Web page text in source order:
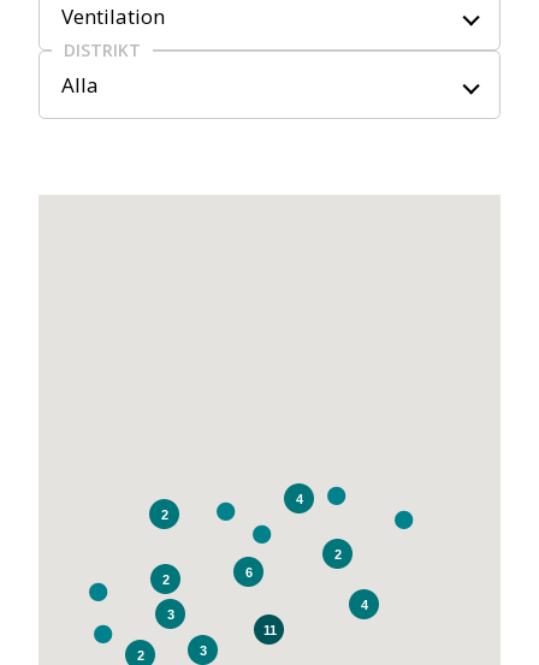
Ventilation
DISTRIKT
Alla
11
4
6
2
2
3
4
2
3
2